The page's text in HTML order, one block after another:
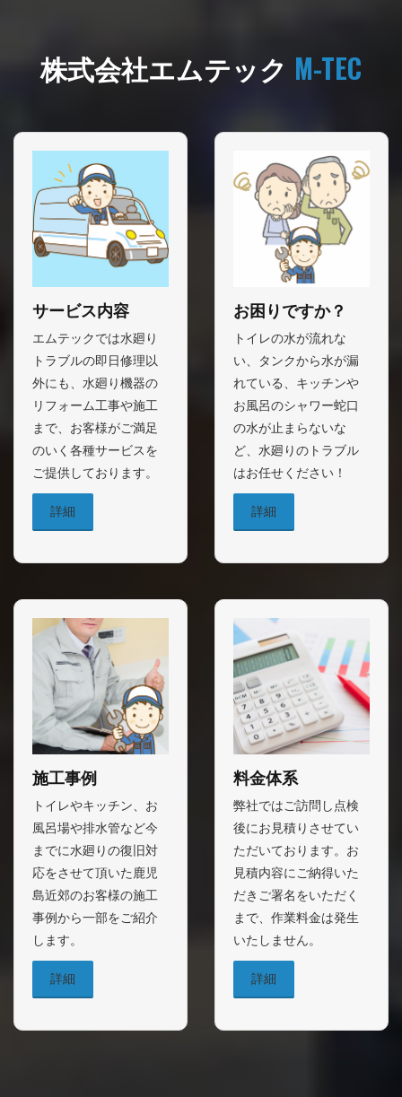
株式会社エムテック M-TEC
サービス内容
エムテックでは水廻り
トラブルの即日修理以
外にも、水廻り機器の
リフォーム工事や施工
まで、お客様がご満足
のいく各種サービスを
ご提供しております。
詳細
お困りですか？
トイレの水が流れな
い、タンクから水が漏
れている、キッチンや
お風呂のシャワー蛇口
の水が止まらないな
ど、水廻りのトラブル
はお任せください！
詳細
施工事例
トイレやキッチン、お
風呂場や排水管など今
までに水廻りの復旧対
応をさせて頂いた鹿児
島近郊のお客様の施工
事例から一部をご紹介
します。
詳細
料金体系
弊社ではご訪問し点検
後にお見積りさせてい
ただいております。お
見積内容にご納得いた
だきご署名をいただく
まで、作業料金は発生
いたしません。
詳細